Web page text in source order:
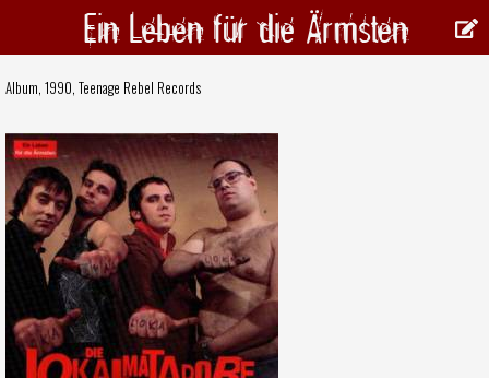
Ein Leben für die Ärmsten
Album, 1990, Teenage Rebel Records